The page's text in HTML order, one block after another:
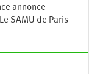
annonce
SAMU de Paris